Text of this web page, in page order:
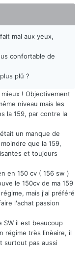
mal aux yeux,
confortable de
plû ?
! Objectivement
niveau mais les
la 159, par contre la
un manque de
que la 159,
et toujours
en 150 cv ( 156 sw )
le 150cv de ma 159
mais j'ai préféré
l'achat passion
SW il est beaucoup
régime très linèaire, il
surtout pas aussi